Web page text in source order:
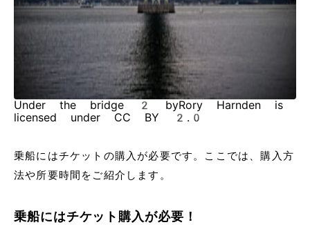
Under the bridge 2 byRory Harnden is
licensed under CC BY 2.0
乗船にはチケットの購入が必要です。ここでは、購入方
法や所要時間をご紹介します。
乗船にはチケット購入が必要！